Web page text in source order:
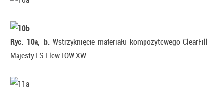
Ryc. 10a, b.Wstrzyknięcie materiału kompozytowego ClearFill
Majesty ES Flow LOW XW.